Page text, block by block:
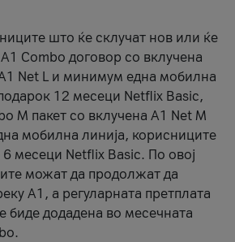
што ќе склучат нов или ќе
Combo договор со вклучена
Net L и минимум една мобилна
12 месеци Netflix Basic,
M пакет со вклучена A1 Net M
мобилна линија, корисниците
месеци Netflix Basic. По овој
можат да продолжат да
А1, а регуларната претплата
биде додадена во месечната